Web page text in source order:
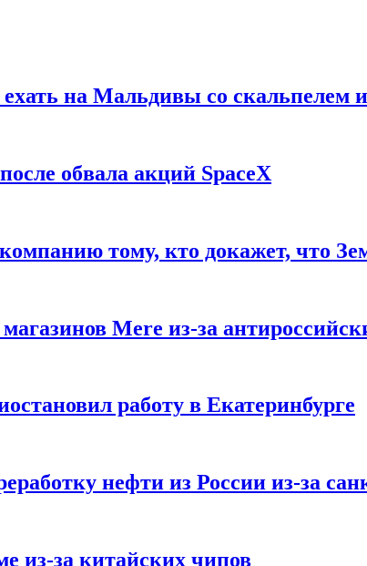
на Мальдивы со скальпелем
обвала акций SpaceX
тому, кто докажет, что
Mere из-за
работу в Екатеринбурге
нефти из России из-за
из-за китайских чипов